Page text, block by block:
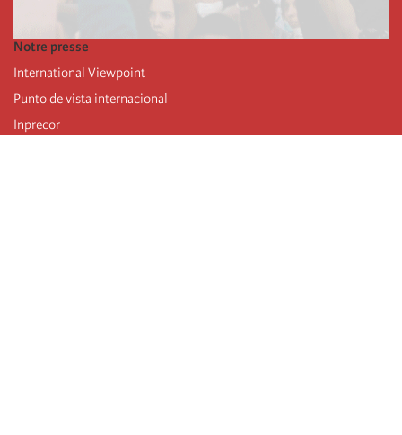
Notre presse
International Viewpoint
Punto de vista internacional
Inprecor